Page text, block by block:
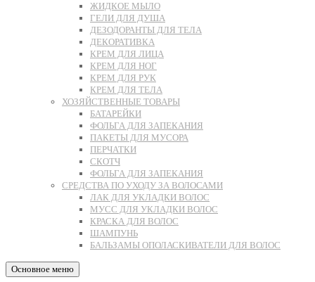
ЖИДКОЕ МЫЛО
ГЕЛИ ДЛЯ ДУША
ДЕЗОДОРАНТЫ ДЛЯ ТЕЛА
ДЕКОРАТИВКА
КРЕМ ДЛЯ ЛИЦА
КРЕМ ДЛЯ НОГ
КРЕМ ДЛЯ РУК
КРЕМ ДЛЯ ТЕЛА
ХОЗЯЙСТВЕННЫЕ ТОВАРЫ
БАТАРЕЙКИ
ФОЛЬГА ДЛЯ ЗАПЕКАНИЯ
ПАКЕТЫ ДЛЯ МУСОРА
ПЕРЧАТКИ
СКОТЧ
ФОЛЬГА ДЛЯ ЗАПЕКАНИЯ
СРЕДСТВА ПО УХОДУ ЗА ВОЛОСАМИ
ЛАК ДЛЯ УКЛАДКИ ВОЛОС
МУСС ДЛЯ УКЛАДКИ ВОЛОС
КРАСКА ДЛЯ ВОЛОС
ШАМПУНЬ
БАЛЬЗАМЫ ОПОЛАСКИВАТЕЛИ ДЛЯ ВОЛОС
Основное меню